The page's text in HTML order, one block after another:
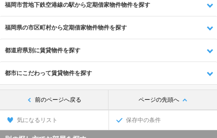
福岡市営地下鉄空港線の駅から定期借家物件物件を探す
福岡県の市区町村から定期借家物件物件を探す
都道府県別に賃貸物件を探す
都市にこだわって賃貸物件を探す
前のページへ戻る ページの先頭へ
気になるリスト 保存中の条件